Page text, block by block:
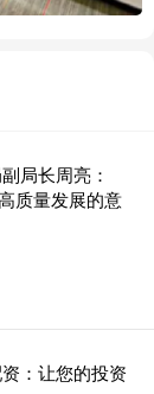
局长周亮：
质量发展的意
：让您的投资